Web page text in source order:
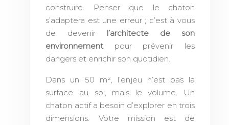
construire. Penser que le chaton
s’adaptera est une erreur ; c’est à vous
de devenir l’architecte de son
environnementpour prévenir les
dangers et enrichir son quotidien.
Dans un 50 m², l’enjeu n’est pas la
surface au sol, mais le volume. Un
chaton actif a besoin d’explorer en trois
dimensions. Votre mission est de